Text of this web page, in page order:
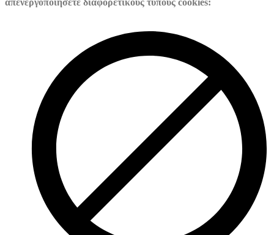
απενεργοποιήσετε διαφορετικούς τύπους cookies: